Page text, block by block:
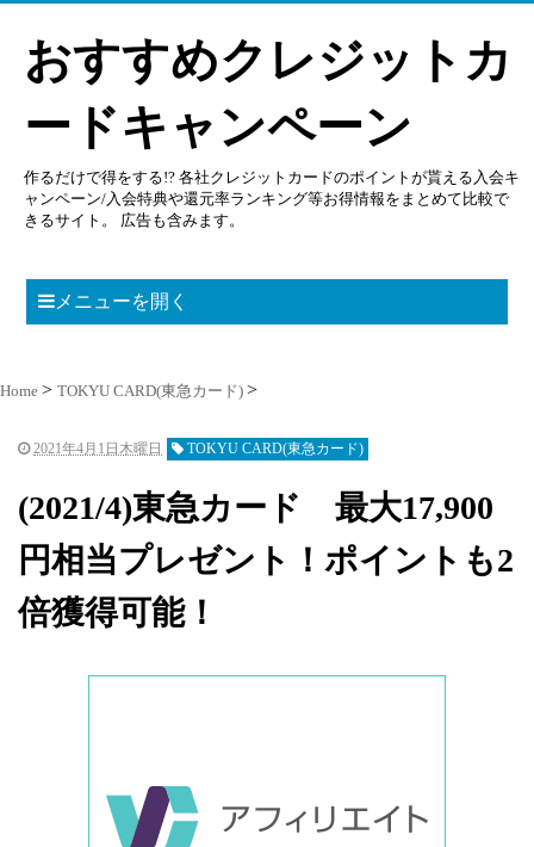
おすすめクレジットカ
ードキャンペーン
作るだけで得をする!? 各社クレジットカードのポイントが貰える入会キ
ャンペーン/入会特典や還元率ランキング等お得情報をまとめて比較で
きるサイト。 広告も含みます。
メニューを開く
Home TOKYU CARD(東急カード)
2021年4月1日木曜日 TOKYU CARD(東急カード)
(2021/4)東急カード 最大17,900
円相当プレゼント！ポイントも2
倍獲得可能！